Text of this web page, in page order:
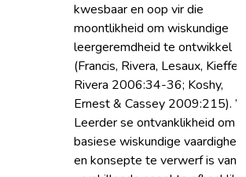
kwesbaar en oop vir die
moontlikheid om wiskundige
leergeremdheid te ontwikkel
(Francis, Rivera, Lesaux, Kieffer
Rivera 2006:34-36; Koshy,
Ernest & Cassey 2009:215). ’n
Leerder se ontvanklikheid om
basiese wiskundige
en konsepte te verwerf is van